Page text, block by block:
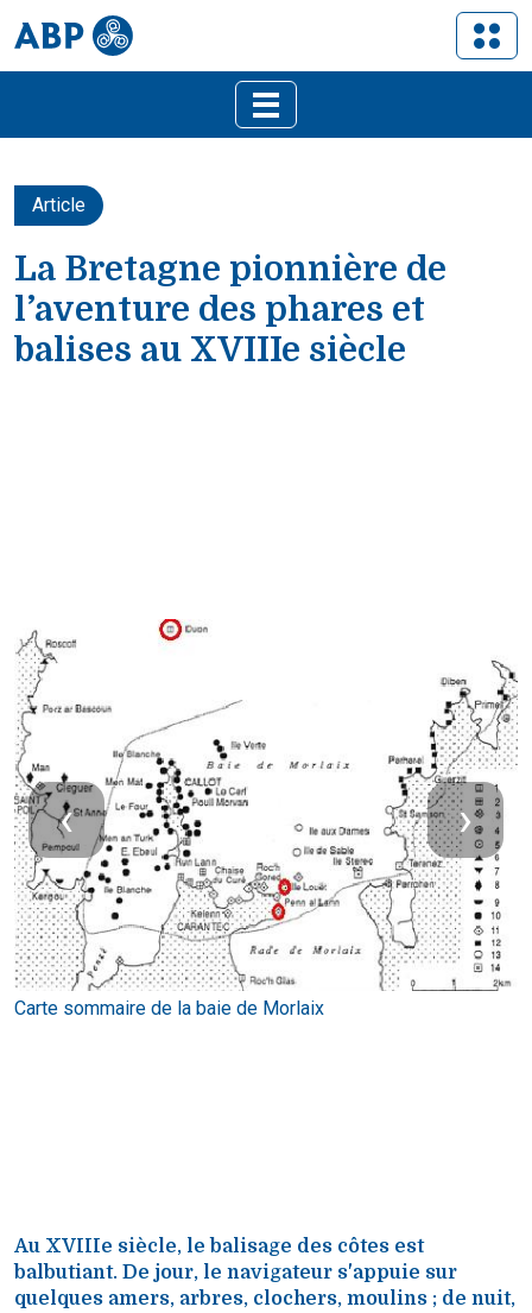
Article
La Bretagne pionnière de
l’aventure des phares et
balises au XVIIIe siècle
Carte sommaire de la baie de Morlaix
‹ ›
Au XVIIIe siècle, le balisage des côtes est
balbutiant. De jour, le navigateur s'appuie sur
quelques amers, arbres, clochers, moulins ; de nuit,